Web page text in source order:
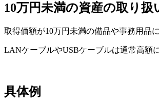
10万円未満の資産の取り扱
取得価額が10万円未満の備品や事務用品
LANケーブルやUSBケーブルは通常高額
具体例